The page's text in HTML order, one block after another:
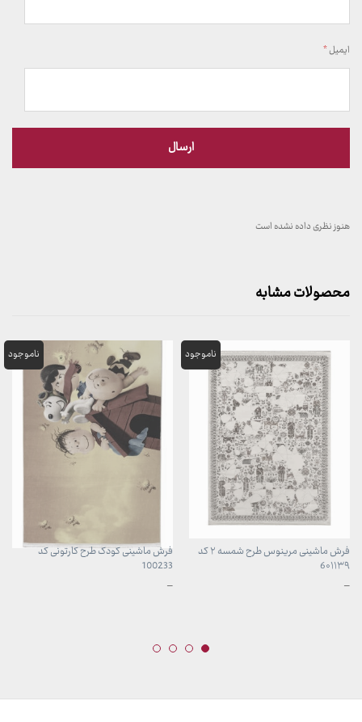
ایمیل*
هنوز نظری داده نشده است
محصولات مشابه
فرش ماشینی مرینوس طرح شمسه ۲ کد
6۰۱۱۳۹
–محدوده
فرش ماشینی کودک طرح کارتونی کد
100233
–محدوده